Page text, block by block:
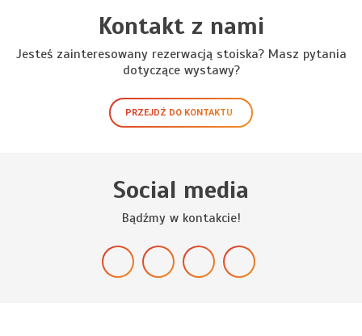
Kontakt z nami
Jesteś zainteresowany rezerwacją stoiska? Masz pytania
dotyczące wystawy?
PRZEJDŹ DO KONTAKTU
Social media
Bądźmy w kontakcie!